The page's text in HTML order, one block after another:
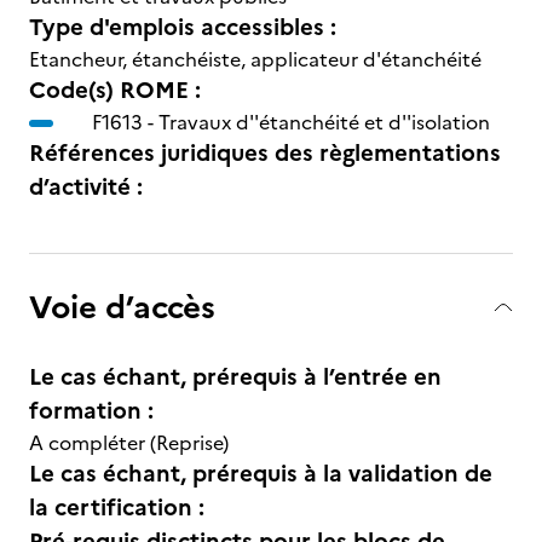
Type d'emplois accessibles :
Etancheur, étanchéiste, applicateur d'étanchéité
Code(s) ROME :
F1613 -Travaux d''étanchéité et d''isolation
Références juridiques des règlementations
d’activité :
Voie d’accès
Le cas échant, prérequis à l’entrée en
formation :
A compléter (Reprise)
Le cas échant, prérequis à la validation de
la certification :